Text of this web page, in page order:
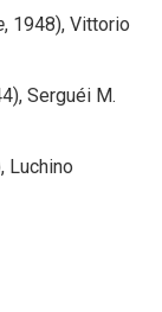
, 1948), Vittorio
Serguéi M.
Luchino